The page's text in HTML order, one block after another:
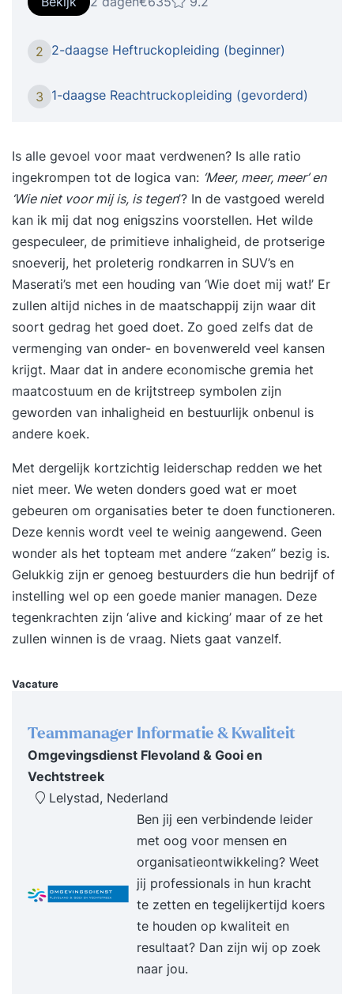
beheersen. Het besturen van een reachtruck voelt
vaak onnatuurlijk, omdat er gereden wordt in een
zijwaartse richting. Met verschillende opdrachten
verschillende soorten ladingen over speciale
gevoel krijgen hoe een reachtruck bestuurd dient
te worden. We richten ons met 10 uur praktijktijd
op de praktijk en veiligheid. Wijzen cursisten op
gevaren en leren ze ten alle tijden goed om zich
heen te kijken. Door de uitgekiende en
didactische opbouw van de cursus in 2
aaneengesloten dagen (07.00 - 14.30 uur) zijn
ook de onervaren reachtruckchauffeurs in staat
om aan het eind van de opleiding veilig en
verantwoord met de reachtruck te rijden en het
reachtruckcertificaat te verdienen.
Elektropallettruck en stapelaar vormen een vast
onderdeel van deze cursus. Bij een voldoende
resultaat voor de opdrachten ontvangt u voor
ervaringen over BLOM opleidingen's training
Basisopleiding Reachtruck (beginner) op
Springest... Voor wie is deze opleiding? Deze
reachtruckopleiding is als basisopleiding bedoeld
voor (Engelstalige) medewerkers die nog geen
enkele ervaring op een reachtruck hebben.
Programma De opleidingsduur bedraagt 2 lange
dagen, van 07.00 uur tot 14.30 uur, waarbij de
nadruk met 10 uur praktijktijd op de praktijk
afgetoetst worden. Wat ga je leren? visueel
controleren via een LMRA (video) het vaardig
sturen met een reachtruck het stapelen van losse
pallets het juist voordraaien met een reachtruck
pallets uit de stellingen halen tot 4 hoog (video)
stapelen van gaasboxen en koud stapelen van
IBC's (video) de juiste manier om pallets in een
inrijstelling te plaatsen het oppakken en
hanteren van een brede lading het manouvreren
met een brede balk (video) het veilig laden van
trailers en gebruik kopschot (video) parkeren op
de juist plek en gebruik parkeerrem lading
stapelen met EPT/stapelaar en veilig wegzetten
2 2-daagse Heftruckopleiding (beginner)
3 1-daagse Reachtruckopleiding (gevorderd)
Is alle gevoel voor maat verdwenen? Is alle ratio
ingekrompen tot de logica van: ‘Meer, meer, meer’ en
‘Wie niet voor mij is, is tegen’? In de vastgoed wereld
kan ik mij dat nog enigszins voorstellen. Het wilde
gespeculeer, de primitieve inhaligheid, de protserige
snoeverij, het proleterig rondkarren in SUV’s en
Maserati’s met een houding van ‘Wie doet mij wat!’ Er
zullen altijd niches in de maatschappij zijn waar dit
soort gedrag het goed doet. Zo goed zelfs dat de
vermenging van onder- en bovenwereld veel kansen
krijgt. Maar dat in andere economische gremia het
maatcostuum en de krijtstreep symbolen zijn
geworden van inhaligheid en bestuurlijk onbenul is
andere koek.
Met dergelijk kortzichtig leiderschap redden we het
niet meer. We weten donders goed wat er moet
gebeuren om organisaties beter te doen functioneren.
Deze kennis wordt veel te weinig aangewend. Geen
wonder als het topteam met andere “zaken” bezig is.
Gelukkig zijn er genoeg bestuurders die hun bedrijf of
instelling wel op een goede manier managen. Deze
tegenkrachten zijn ‘alive and kicking’ maar of ze het
zullen winnen is de vraag. Niets gaat vanzelf.
Vacature
Teammanager Informatie & Kwaliteit
Omgevingsdienst Flevoland & Gooi en
Vechtstreek
Lelystad, Nederland
Ben jij een verbindende leider
met oog voor mensen en
organisatieontwikkeling? Weet
jij professionals in hun kracht
te zetten en tegelijkertijd koers
te houden op kwaliteit en
resultaat? Dan zijn wij op zoek
naar jou.